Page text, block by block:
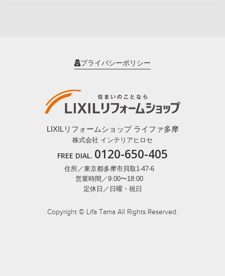
プライバシーポリシー
LIXILリフォームショップ ライファ多摩
株式会社 インテリアヒロセ
FREE DIAL. 0120-650-405
住所／東京都多摩市貝取1-47-6
営業時間／9:00〜18:00
定休日／日曜・祝日
Copyright © Lifa Tama All Rights Reserved.